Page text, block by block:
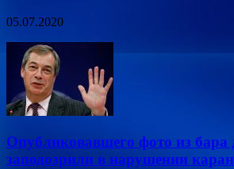
05.07.2020
Опубликовавшего фото из бара
заподозрили в нарушении